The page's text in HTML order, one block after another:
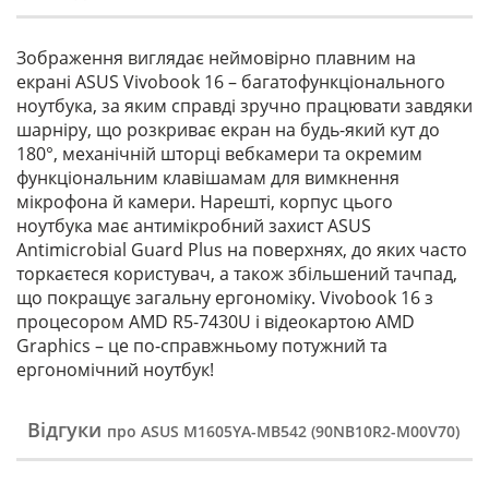
Зображення виглядає неймовірно плавним на
екрані ASUS Vivobook 16 – багатофункціонального
ноутбука, за яким справді зручно працювати завдяки
шарніру, що розкриває екран на будь-який кут до
180°, механічній шторці вебкамери та окремим
функціональним клавішамам для вимкнення
мікрофона й камери. Нарешті, корпус цього
ноутбука має антимікробний захист ASUS
Antimicrobial Guard Plus на поверхнях, до яких часто
торкаєтеся користувач, а також збільшений тачпад,
що покращує загальну ергономіку. Vivobook 16 з
процесором AMD R5-7430U і відеокартою AMD
Graphics – це по-справжньому потужний та
ергономічний ноутбук!
Відгуки про ASUS M1605YA-MB542 (90NB10R2-M00V70)